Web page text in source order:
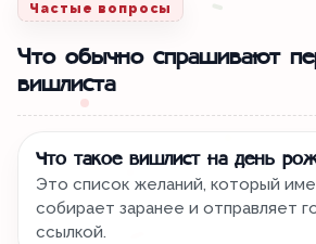
Частые вопросы
Что обычно спрашивают
вишлиста
Что такое вишлист на день
Это список желаний, который
собирает заранее и отправляет
ссылкой.